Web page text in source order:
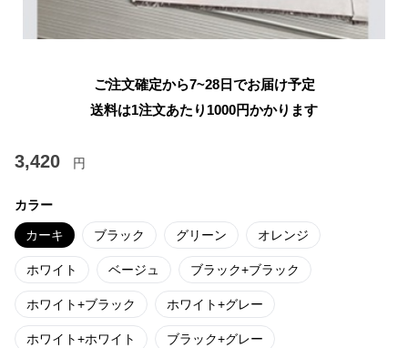
ご注文確定から7~28日でお届け予定
送料は1注文あたり 1000円かかります
3,420 円
カラー
カーキ ブラック グリーン オレンジ
ホワイト ベージュ ブラック+ブラック
ホワイト+ブラック ホワイト+グレー
ホワイト+ホワイト ブラック+グレー